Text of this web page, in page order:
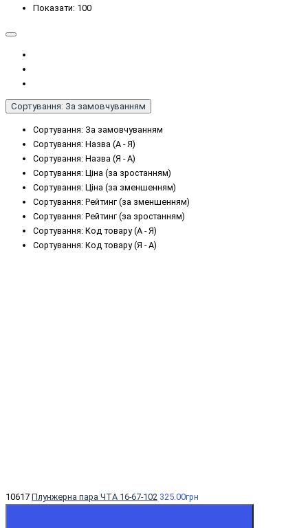
Показати: 100
Сортування: За замовчуванням
Сортування: За замовчуванням
Сортування: Назва (А - Я)
Сортування: Назва (Я - А)
Сортування: Ціна (за зростанням)
Сортування: Ціна (за зменшенням)
Сортування: Рейтинг (за зменшенням)
Сортування: Рейтинг (за зростанням)
Сортування: Код товару (А - Я)
Сортування: Код товару (Я - А)
10617 Плунжерна пара ЧТА 16-67-102 325.00грн